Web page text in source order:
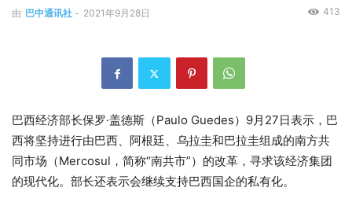
由 巴中通讯社 - 2021年9月28日 413
巴西经济部长保罗·盖德斯（Paulo Guedes）9月27日表示，巴
西将坚持进行由巴西、阿根廷、乌拉圭和巴拉圭组成的南方共
同市场（Mercosul，简称“南共市”）的改革，寻求该经济集团
的现代化。部长还表示会继续支持巴西国企的私有化。